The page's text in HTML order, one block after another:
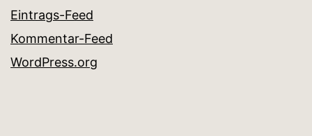
Eintrags-Feed
Kommentar-Feed
WordPress.org